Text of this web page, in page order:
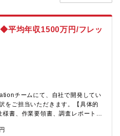
◆平均年収1500万円/フレッ
チームにて、自社で開発してい
をご担当いただきます。【具体的
書、作業要領書、調査レポート、
景】 増員※ご経験やスキルに応